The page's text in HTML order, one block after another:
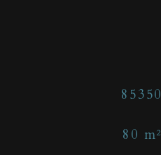
85350
80 m²